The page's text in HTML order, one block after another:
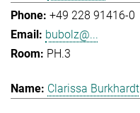
+49 228 91416-0
bubolz@...
PH.3
Clarissa Burkhardt